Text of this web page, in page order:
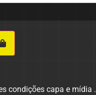
condições capa e mídia .